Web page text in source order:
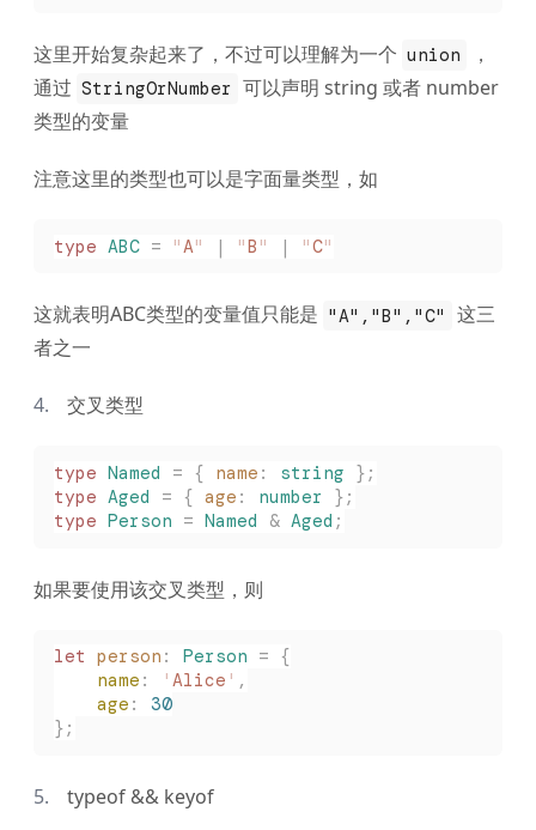
这里开始复杂起来了，不过可以理解为一个 union
，
通过 StringOrNumber 可以声明 string 或者 number
类型的变量
注意这里的类型也可以是字面量类型，如
type ABC = "A" | "B " | "C"
这就表明ABC类型的变量值只能是 "A","B","C" 这三
者之一
交叉类型
type Named = { name : string };
type Aged = { age : number };
type Person = Named & Aged ;
如果要使用该交叉类型，则
let person : Person = {
    name
: ' Alice ' ,
    age
: 30
};
typeof && keyof